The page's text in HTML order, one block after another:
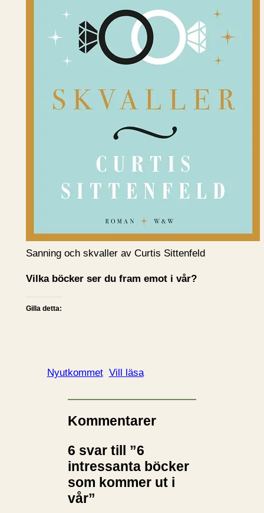
Sanning och skvaller av Curtis Sittenfeld
Vilka böcker ser du fram emot i vår?
Gilla detta:
Nyutkommet Vill läsa
Kommentarer
6 svar till ”6
intressanta böcker
som kommer ut i
vår”